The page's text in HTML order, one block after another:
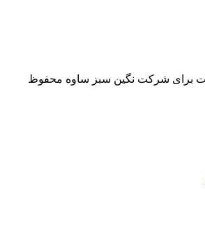
برای شرکت نگین سبز ساوه محفوظ